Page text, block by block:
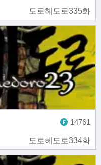
도로헤도로335화
도로헤도로334화
14761